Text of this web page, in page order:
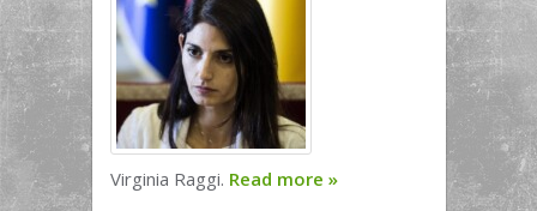
Virginia Raggi. Read more »